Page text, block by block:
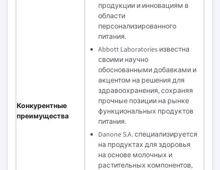
Конкурентные
преимущества
продукции и инновациям в
области
персонализированного
питания.
Abbott Laboratories известна
своими научно
обоснованными добавками и
акцентом на решения для
здравоохранения, сохраняя
прочные позиции на рынке
функциональных продуктов
питания.
Danone S.A. специализируется
на продуктах для здоровья
на основе молочных и
растительных компонентов,